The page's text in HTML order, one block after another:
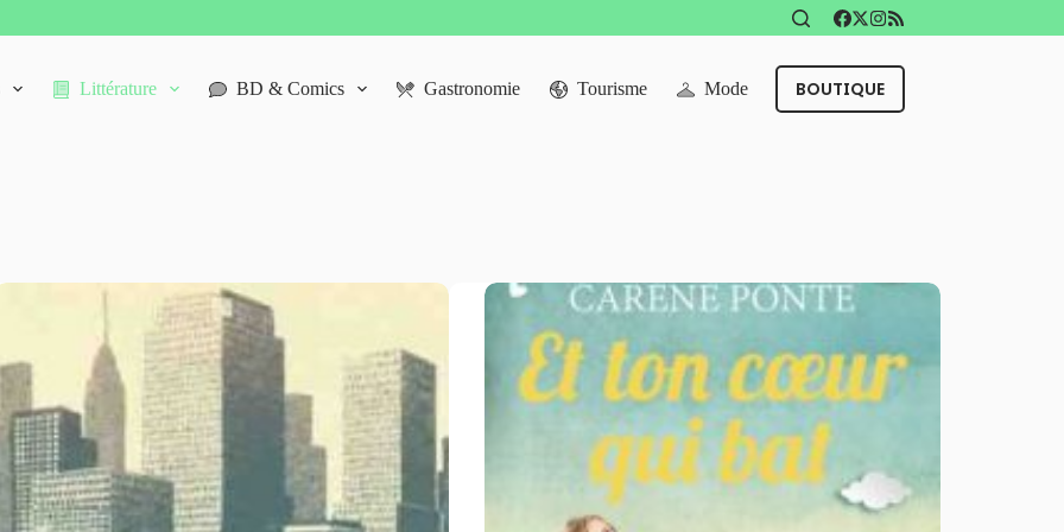
Littérature BD & Comics Gastronomie Tourisme Mode BOUTIQUE